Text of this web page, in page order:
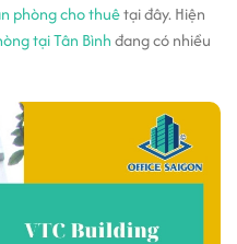
phòng cho thuêtại đây. Hiện
tại Tân Bìnhđang có nhiều